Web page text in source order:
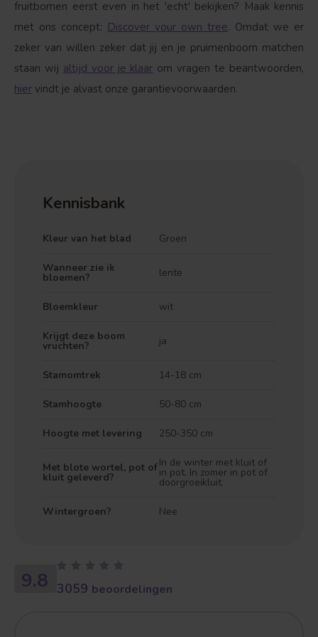
fruitbomen eerst even in het 'echt' bekijken? Maak kennis
met ons concept: Discover your own tree. Omdat we er
zeker van willen zeker dat jij en je pruimenboom matchen
staan wij altijd voor je klaar om vragen te beantwoorden,
hier vindt je alvast onze garantievoorwaarden.
Kennisbank
Kleur van het blad Groen
Wanneer zie ik
bloemen? lente
Bloemkleur wit
Krijgt deze boom
vruchten? ja
Stamomtrek 14-18 cm
Stamhoogte 50-80 cm
Hoogte met levering 250-350 cm
Met blote wortel, pot of
kluit geleverd?
In de winter met kluit of
in pot. In zomer in pot of
doorgroeikluit.
Wintergroen? Nee
9.8 3059 beoordelingen